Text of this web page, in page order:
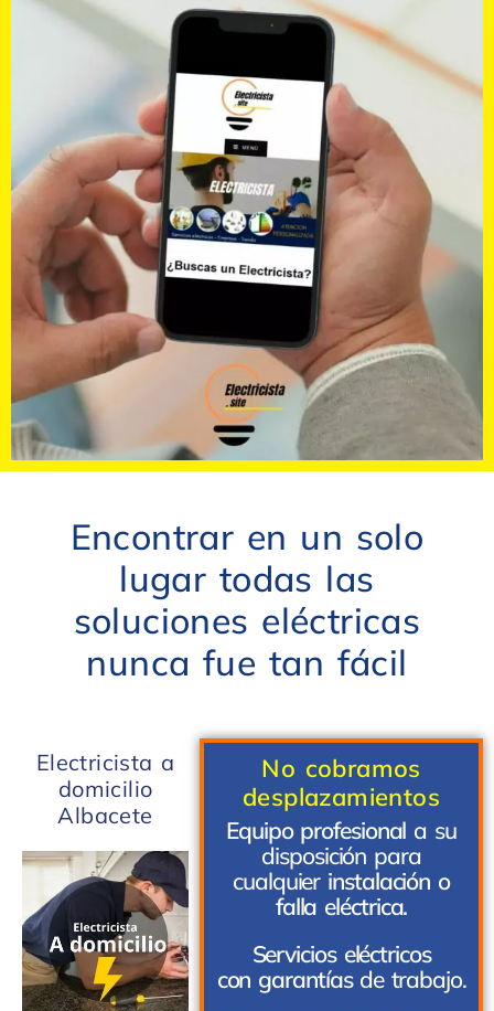
Encontrar en un solo
lugar todas las
soluciones eléctricas
nunca fue tan fácil
Electricista a
domicilio
Albacete
No cobramos
desplazamientos
Equipo profesional a su
disposición para
cualquier instalación o
falla eléctrica.
Servicios eléctricos
con garantíasde trabajo.